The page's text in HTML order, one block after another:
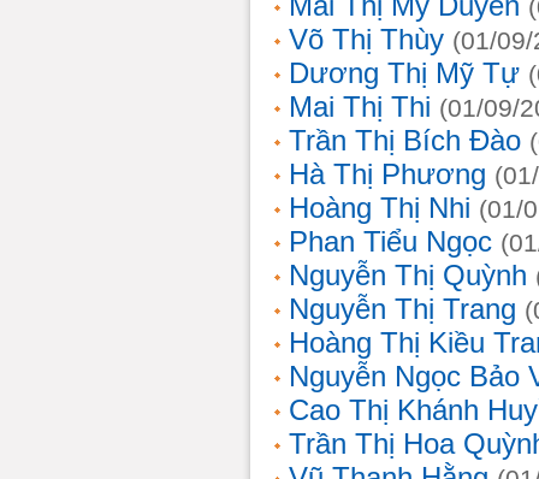
Võ Thị Thùy (01/
Dương Thị Mỹ Tự
Mai Thị Thi (01/09/
Trần Thị Bích Đào
Hà Thị Phương
Hoàng Thị Nhi (01/
Phan Tiểu Ngọc
Nguyễn Thị Quỳnh
Nguyễn Thị Trang
Hoàng Thị Kiều
Nguyễn Ngọc Bảo
Cao Thị Khánh
Trần Thị Hoa